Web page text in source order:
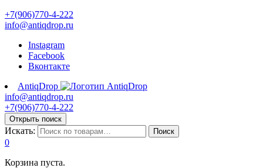
+7(906)770-4-222
info@antiqdrop.ru
Instagram
Facebook
Вконтакте
AntiqDrop
info@antiqdrop.ru
+7(906)770-4-222
Открыть поиск
Искать: Поиск
0
Корзина пуста.